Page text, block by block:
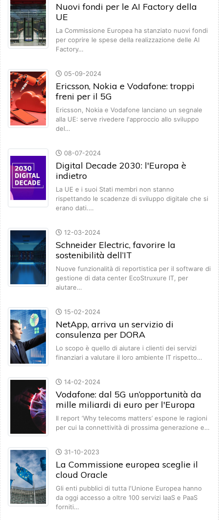
Nuovi fondi per le AI Factory della
UE
La Commissione Europea ha stanziato nuovi fondi
per coprire le spese della realizzazione delle AI
Factory…
05-09-2024
Ericsson, Nokia e Vodafone: troppi
freni per il 5G
Ericsson, Nokia e Vodafone lanciano un segnale
alla UE: serve rivedere l'approccio allo sviluppo
del…
08-07-2024
Digital Decade 2030: l'Europa è
indietro
La UE e i suoi Stati membri non stanno
rispettando le scadenze di sviluppo digitale che si
erano dati.…
12-03-2024
Schneider Electric, favorire la
sostenibilità dell’IT
Nuove funzionalità di reportistica per il software di
gestione di data center EcoStruxure IT, per
aiutare…
15-02-2024
NetApp, arriva un servizio di
consulenza per DORA
Lo scopo è quello di aiutare i clienti dei servizi
finanziari a valutare il loro ambiente IT rispetto…
14-02-2024
Vodafone: dal 5G un’opportunità da
mille miliardi di euro per l'Europa
Il report ‘Why telecoms matters’ espone le ragioni
per cui la connettività di prossima generazione e…
31-10-2023
La Commissione europea sceglie il
cloud Oracle
Gli enti pubblici di tutta l'Unione Europea hanno
da oggi accesso a oltre 100 servizi IaaS e PaaS
forniti…